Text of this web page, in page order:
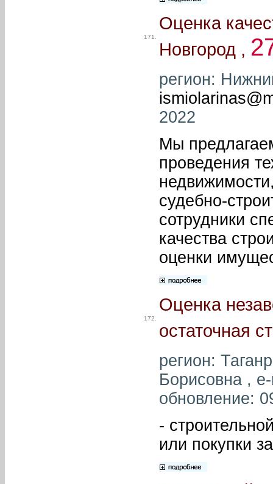
171.
Оценка
Новгород ,
регион:
2022
Мы
проведения
судебно-
сотрудники
качества
оценки
172.
Оценка
остаточная
регион:
Борисовна ,
обновление:
-
или покупки